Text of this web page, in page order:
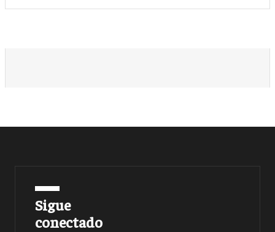
Sigue
conectado